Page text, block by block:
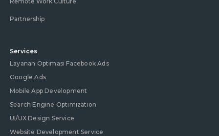
Partnership
Services
Layanan Optimasi Facebook Ads
Google Ads
Mobile App Development
Search Engine Optimization
UI/UX Design Service
Website Development Service